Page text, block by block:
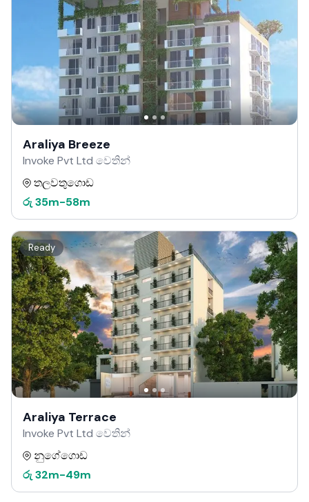
Araliya Breeze
Invoke Pvt Ltd වෙතින්
තලවතුගොඩ
රු 35m-58m
Ready
Araliya Terrace
Invoke Pvt Ltd වෙතින්
නුගේගොඩ
රු 32m-49m